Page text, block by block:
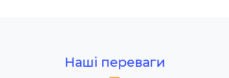
Наші переваги